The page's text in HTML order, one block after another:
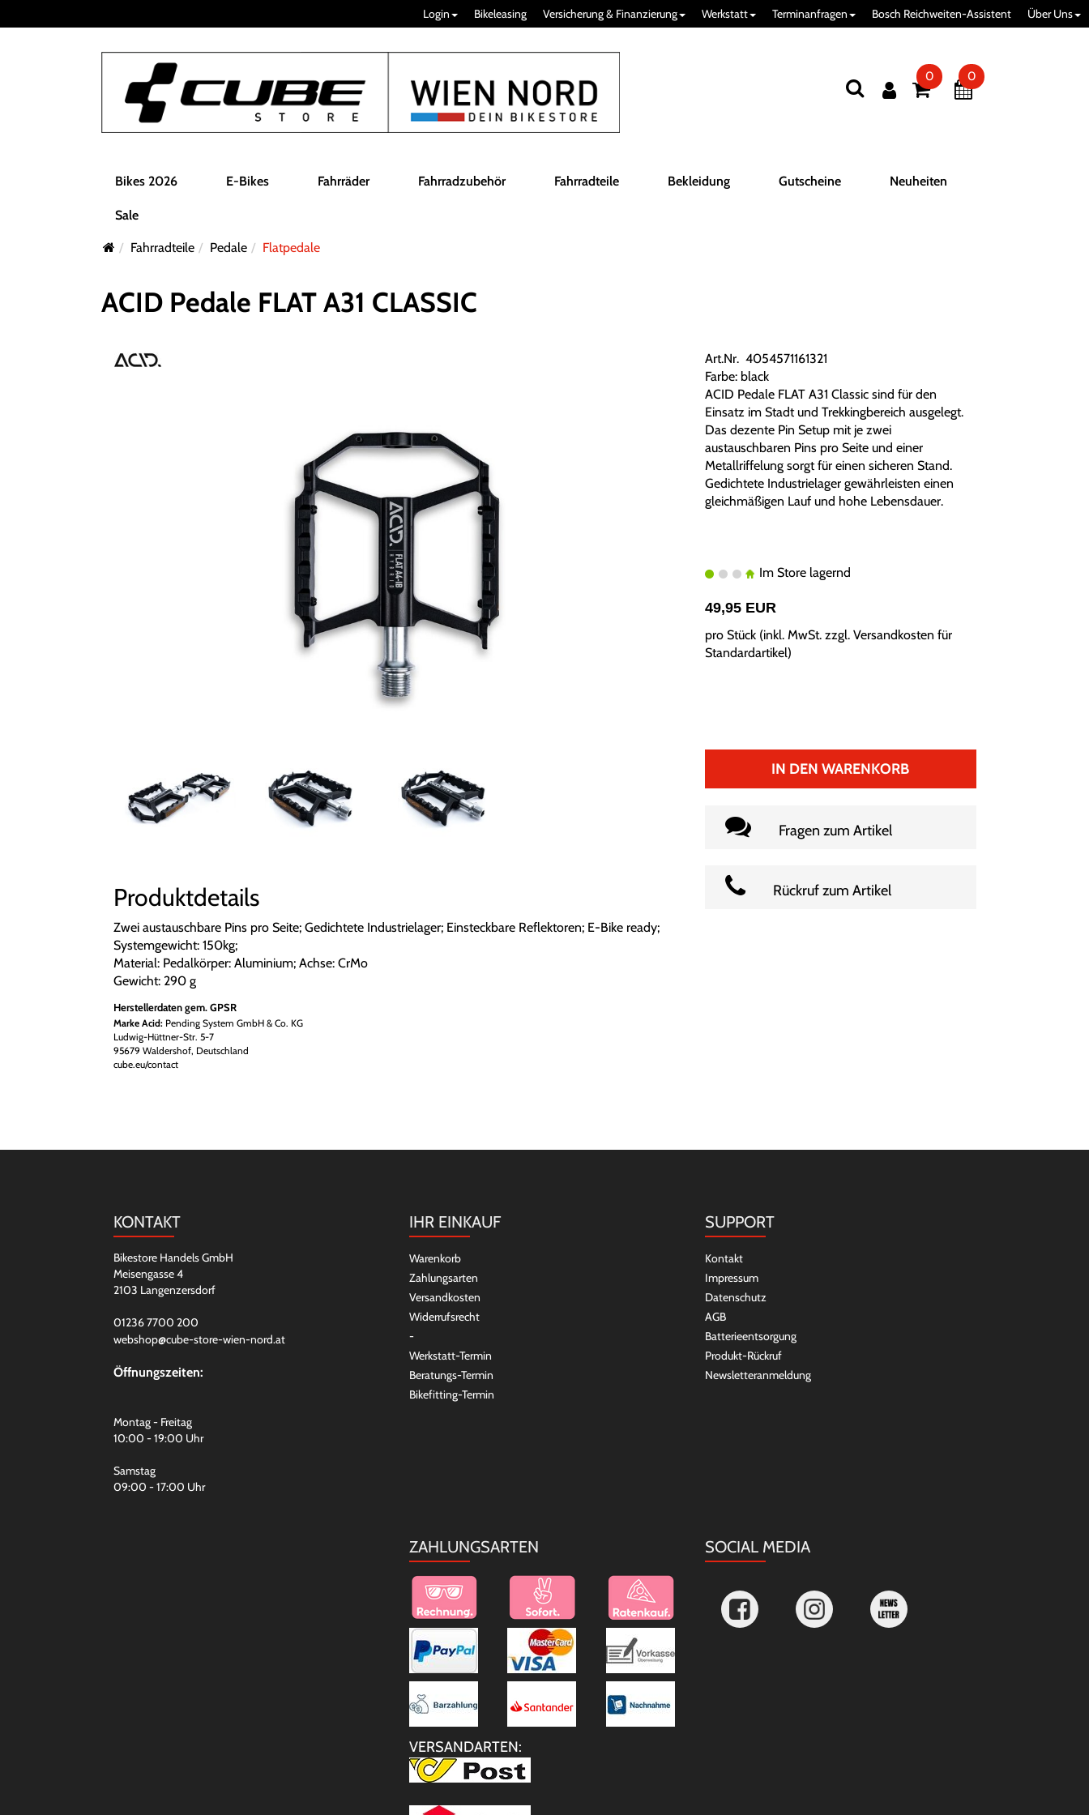
Login Bikeleasing Versicherung & Finanzierung Werkstatt Terminanfragen Bosch Reichweiten-Assistent Über Uns
0 0
Bikes 2026 E-Bikes Fahrräder Fahrradzubehör Fahrradteile Bekleidung Gutscheine Neuheiten
Sale
Fahrradteile Pedale Flatpedale
ACID Pedale FLAT A31 CLASSIC
Produktdetails
Zwei austauschbare Pins pro Seite; Gedichtete Industrielager; Einsteckbare Reflektoren; E-Bike ready;
Systemgewicht: 150kg;
Material: Pedalkörper: Aluminium; Achse: CrMo
Gewicht: 290 g
Herstellerdaten gem. GPSR
Marke Acid:Pending System GmbH & Co. KG
Ludwig-Hüttner-Str. 5-7
95679 Waldershof, Deutschland
cube.eu/contact
Art.Nr. 4054571161321
Farbe: black
ACID Pedale FLAT A31 Classic sind für den
Einsatz im Stadt und Trekkingbereich ausgelegt.
Das dezente Pin Setup mit je zwei
austauschbaren Pins pro Seite und einer
Metallriffelung sorgt für einen sicheren Stand.
Gedichtete Industrielager gewährleisten einen
gleichmäßigen Lauf und hohe Lebensdauer.
Im Store lagernd
49,95 EUR
pro Stück (inkl. MwSt. zzgl. Versandkosten für
Standardartikel)
IN DEN WARENKORB
Fragen zum Artikel
Rückruf zum Artikel
KONTAKT
Bikestore Handels GmbH
Meisengasse 4
2103 Langenzersdorf
01236 7700 200
webshop@cube-store-wien-nord.at
Öffnungszeiten:
Montag - Freitag
10:00 - 19:00 Uhr
Samstag
09:00 - 17:00 Uhr
IHR EINKAUF
Warenkorb
Zahlungsarten
Versandkosten
Widerrufsrecht
-
Werkstatt-Termin
Beratungs-Termin
Bikefitting-Termin
SUPPORT
Kontakt
Impressum
Datenschutz
AGB
Batterieentsorgung
Produkt-Rückruf
Newsletteranmeldung
ZAHLUNGSARTEN
VERSANDARTEN:
SOCIAL MEDIA